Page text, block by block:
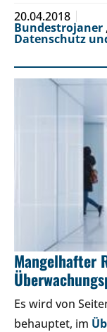
20.04.2018
Bundestrojaner ,
Datenschutz
Mangelhafter
Es wird von
behauptet, im